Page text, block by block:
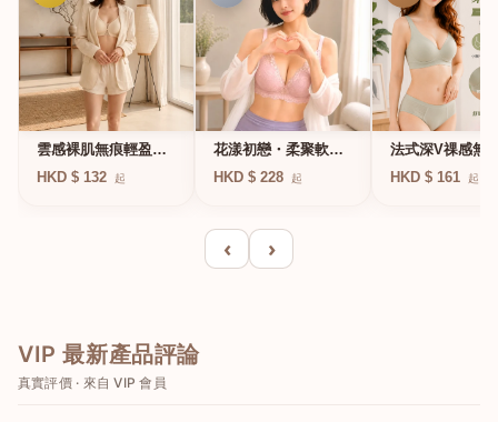
雲感裸肌無痕輕盈無
鋼圈內衣
HKD $ 132 起
花漾初戀・柔聚軟鋼
圈蕾絲內衣
HKD $ 228 起
法式深V祼感無
凍軟支撐條無鋼
HKD $ 161 起
‹ ›
VIP 最新產品評論
真實評價 · 來自 VIP 會員